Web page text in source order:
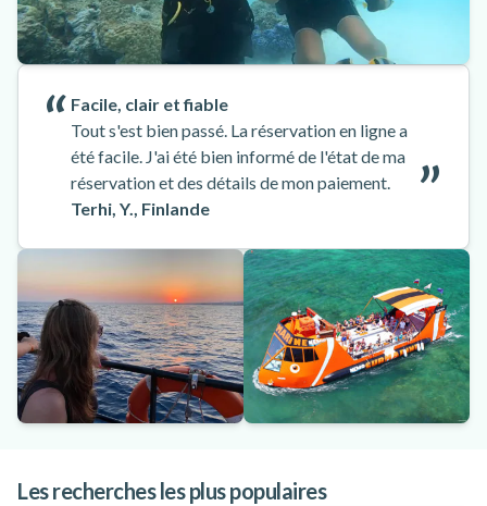
Facile, clair et fiable
Tout s'est bien passé. La réservation en ligne a
été facile. J'ai été bien informé de l'état de ma
réservation et des détails de mon paiement.
Terhi, Y., Finlande
Les recherches les plus populaires